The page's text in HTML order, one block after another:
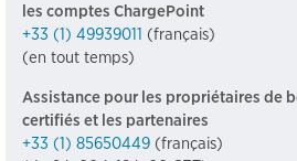
les comptes ChargePoint
+33 (1) 49939011 (français)
(en tout temps)
Assistance pour les propriétaires de
certifiés et les partenaires
+33 (1) 85650449 (français)